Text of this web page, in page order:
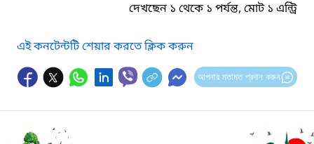
দেখছেন ১ থেকে ১ পর্যন্ত, মোট ১ এন্ট্রি
এই কনটেন্টটি শেয়ার করতে ক্লিক করুন
আপনার মতামত প্রদান করুন